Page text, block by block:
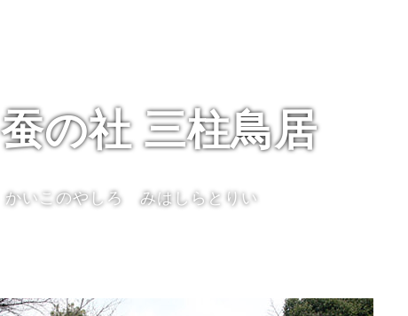
蚕の社 三柱鳥居
かいこのやしろ みはしらとりい